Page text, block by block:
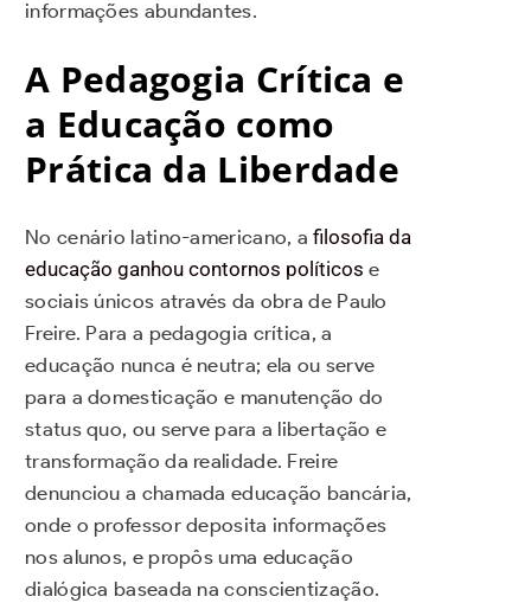
informações abundantes.
A Pedagogia Crítica e
a Educação como
Prática da Liberdade
No cenário latino-americano, afilosofia da
educação ganhou contornos políticos e
sociais únicos através da obra de Paulo
Freire. Para a pedagogia crítica, a
educação nunca é neutra; ela ou serve
para a domesticação e manutenção do
status quo, ou serve para a libertação e
transformação da realidade. Freire
denunciou a chamada educação bancária,
onde o professor deposita informações
nos alunos, e propôs uma educação
dialógica baseada na conscientização.